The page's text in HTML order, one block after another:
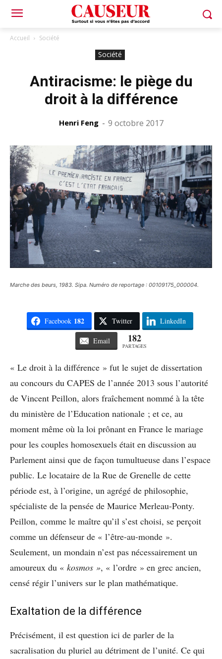
Accueil Société
Société
Antiracisme: le piège du
droit à la différence
Henri Feng - 9 octobre 2017
Marche des beurs, 1983. Sipa. Numéro de reportage : 00109175_000004.
Facebook 182 Twitter LinkedIn
Email 182
PARTAGES
« Le droit à la différence » fut le sujet de dissertation
au concours du CAPES de l’année 2013 sous l’autorité
de Vincent Peillon, alors fraîchement nommé à la tête
du ministère de l’Education nationale ; et ce, au
moment même où la loi prônant en France le mariage
pour les couples homosexuels était en discussion au
Parlement ainsi que de façon tumultueuse dans l’espace
public. Le locataire de la Rue de Grenelle de cette
période est, à l’origine, un agrégé de philosophie,
spécialiste de la pensée de Maurice Merleau-Ponty.
Peillon, comme le maître qu’il s’est choisi, se perçoit
comme un défenseur de « l’être-au-monde ».
Seulement, un mondain n’est pas nécessairement un
amoureux du « kosmos », « l’ordre » en grec ancien,
censé régir l’univers sur le plan mathématique.
Exaltation de la différence
Précisément, il est question ici de parler de la
sacralisation du pluriel au détriment de l’unité. Ce qui